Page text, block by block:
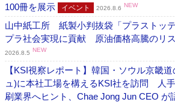
100冊を展示
イベント 2026.8.6 NEW
山中紙工所 紙製小判抜袋「プラストッ
プラ社会実現に貢献 原油価格高騰のリ
2026.8.5 NEW
【KSI視察レポート】韓国・ソウル京畿
ュ)に本社工場を構えるKSI社を訪問 人
刷業界へヒント、Chae Jong Jun CEO が